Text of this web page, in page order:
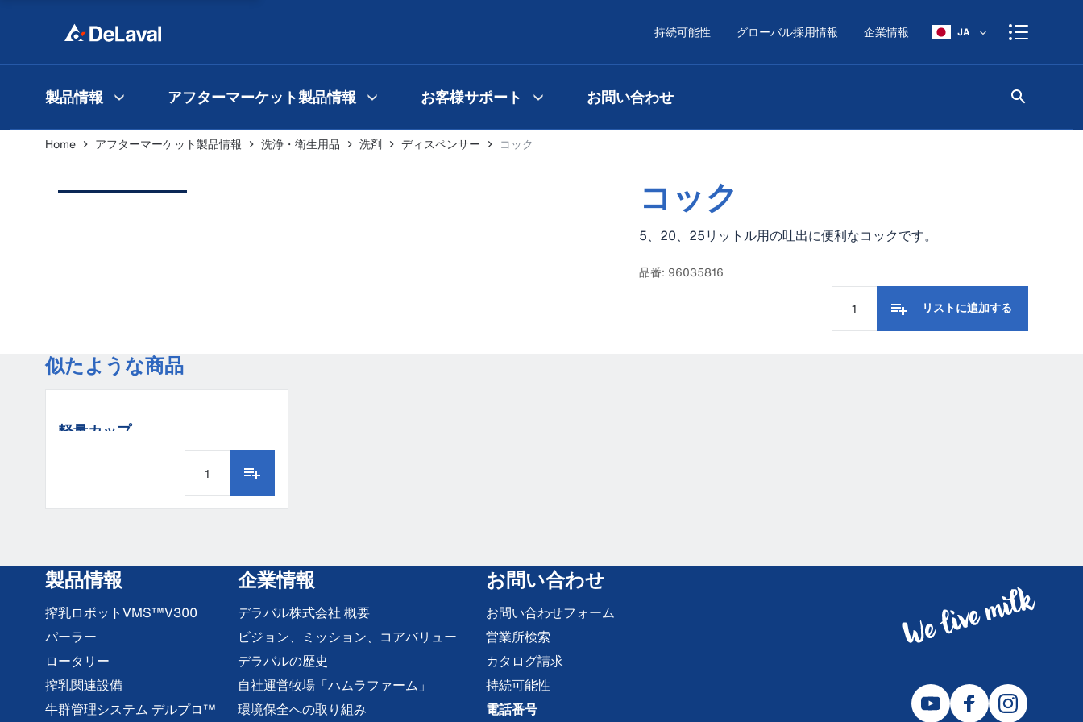
持続可能性 グローバル採用情報 企業情報 JA
製品情報 アフターマーケット製品情報 お客様サポート お問い合わせ
Home アフターマーケット製品情報 洗浄・衛生用品 洗剤 ディスペンサー コック
コック
5、20、25リットル用の吐出に便利なコックです。
品番: 96035816
リストに追加する
似たような商品
軽量カップ
製品情報
搾乳ロボットVMS™V300
パーラー
ロータリー
搾乳関連設備
牛群管理システム デルプロ™
企業情報
デラバル株式会社 概要
ビジョン、ミッション、コアバリュー
デラバルの歴史
自社運営牧場「ハムラファーム」
環境保全への取り組み
お問い合わせ
お問い合わせフォーム
営業所検索
カタログ請求
持続可能性
電話番号